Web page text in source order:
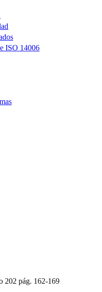
ISO 14006
202 pág. 162-169